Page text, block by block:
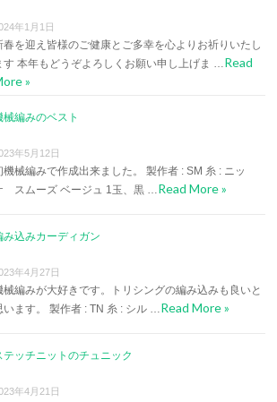
年1月1日
春を迎え皆様のご健康とご多幸を心よりお祈りいたし
す 本年もどうぞよろしくお願い申し上げま …Read
»
械編みのベスト
年5月12日
機械編みで作成出来ました。 製作者 : SM 糸 : ニッ
スムーズ ベージュ 1玉、黒 …Read More »
み込みカーディガン
年4月27日
械編みが大好きです。トリシングの編み込みも良いと
います。 製作者 : TN 糸 : シル …Read More »
テッチニットのチュニック
年4月21日